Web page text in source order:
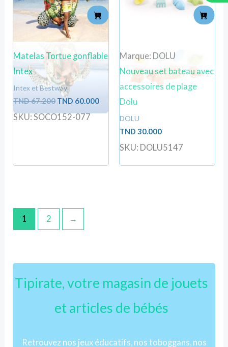
Matelas Tortue gonflable
Intex
Intex et Bestway
TND67.200 TND 60.000
SKU: SOCO152-077
Marque: DOLU
Nouveau set bateau avec
accessoires de plage
Dolu
DOLU
TND 30.000
SKU: DOLU5147
1 2 →
Tipirate, votre magasin de jouets
et articles de bébés
Retrouvez nos jeux éducatifs, nos toboggans, nos